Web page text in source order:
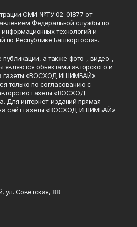
СМИ №ТУ 02-01877 от
Федеральной службы по
технологий и
по Республике Башкортостан.
публикации, а также фото-, видео-,
являются объектами авторского и
газеты «ВОСХОД ИШИМБАЙ».
только по согласованию с
газеты «ВОСХОД
Для интернет-изданий прямая
на сайт газеты «ВОСХОД ИШИМБАЙ»
ул. Советская, 88